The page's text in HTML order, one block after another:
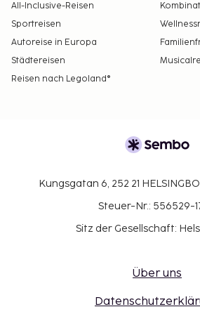
All-Inclusive-Reisen
Sportreisen
Autoreise in Europa
Städtereisen
Reisen nach Legoland®
Kungsgatan 6, 252 21
Steuer-Nr.: 556529-
Sitz der Gesellschaft:
Über uns